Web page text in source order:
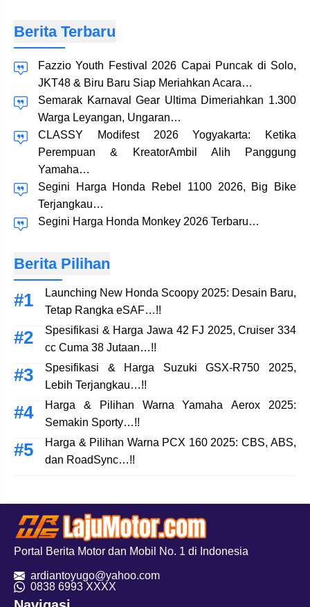
Berita Terbaru
Fazzio Youth Festival 2026 Capai Puncak di Solo,
JKT48 & Biru Baru Siap Meriahkan Acara…
Semarak Karnaval Gear Ultima Dimeriahkan 1.300
Warga Leyangan, Ungaran…
CLASSY Modifest 2026 Yogyakarta: Ketika
Perempuan & KreatorAmbil Alih Panggung
Yamaha…
Segini Harga Honda Rebel 1100 2026, Big Bike
Terjangkau…
Segini Harga Honda Monkey 2026 Terbaru…
Berita Pilihan
Launching New Honda Scoopy 2025: Desain Baru,
Tetap Rangka eSAF…!!
Spesifikasi & Harga Jawa 42 FJ 2025, Cruiser 334
cc Cuma 38 Jutaan…!!
Spesifikasi & Harga Suzuki GSX-R750 2025,
Lebih Terjangkau…!!
Harga & Pilihan Warna Yamaha Aerox 2025:
Semakin Sporty…!!
Harga & Pilihan Warna PCX 160 2025: CBS, ABS,
dan RoadSync…!!
Portal Berita Motor dan Mobil No. 1 di Indonesia
ardiantoyugo@yahoo.com
0838 6993 XXXX